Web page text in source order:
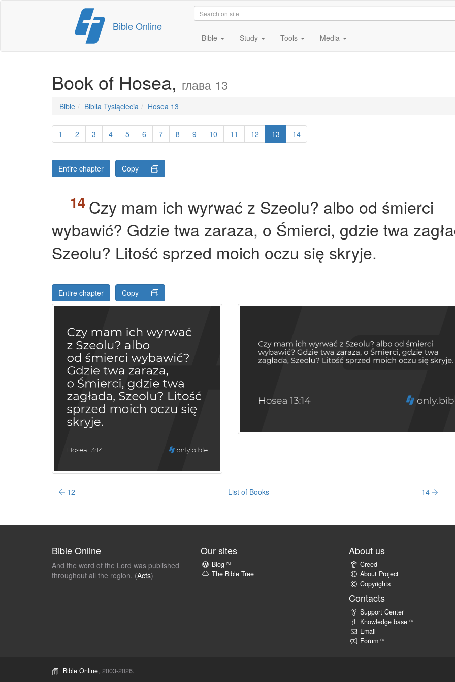
content
Bible Online
Bible Study Tools Media
Book of Hosea, глава 13
Bible Biblia Tysiąclecia Hosea 13
1 2 3 4 5 6 7 8 9 10 11 12 13 14
Entire chapter Copy
Czy mam ich wyrwać z Szeolu? albo od śmierci
wybawić? Gdzie twa zaraza, o Śmierci, gdzie twa
Szeolu? Litość sprzed moich oczu się skryje.
Entire chapter Copy
12 List of Books 14
Bible Online
And the word of the Lord was published
throughout all the region. (Acts)
Our sites
Blog ru
The Bible Tree
About us
Creed
About Project
Copyrights
Contacts
Support Center
Knowledge base ru
Email
Forum ru
Bible Online, 2003-2026.